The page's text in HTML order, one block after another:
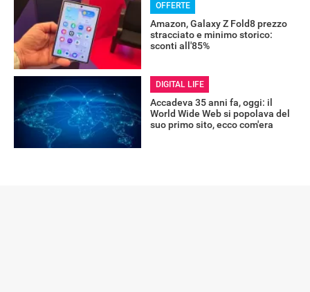
OFFERTE
Amazon, Galaxy Z Fold8 prezzo
stracciato e minimo storico:
sconti all'85%
DIGITAL LIFE
Accadeva 35 anni fa, oggi: il
World Wide Web si popolava del
suo primo sito, ecco com'era